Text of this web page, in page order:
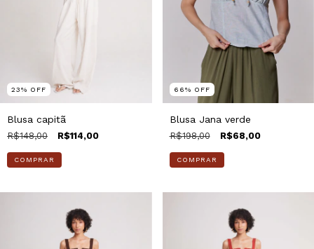
23% OFF
Blusa capitã
R$148,00 R$114,00
COMPRAR
66% OFF
Blusa Jana verde
R$198,00 R$68,00
COMPRAR